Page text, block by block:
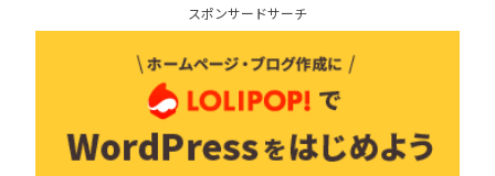
スポンサードサーチ